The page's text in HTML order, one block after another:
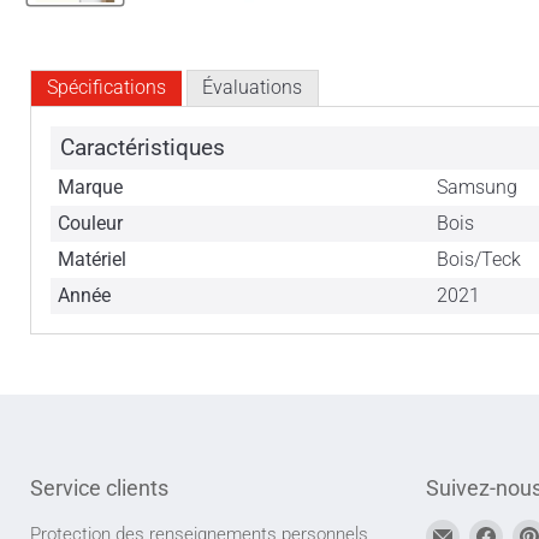
Spécifications Évaluations
Caractéristiques
Marque
Samsung
Couleur
Bois
Matériel
Bois/Teck
Année
2021
Service clients
Protection des renseignements personnels
Suivez-
Trouvez-